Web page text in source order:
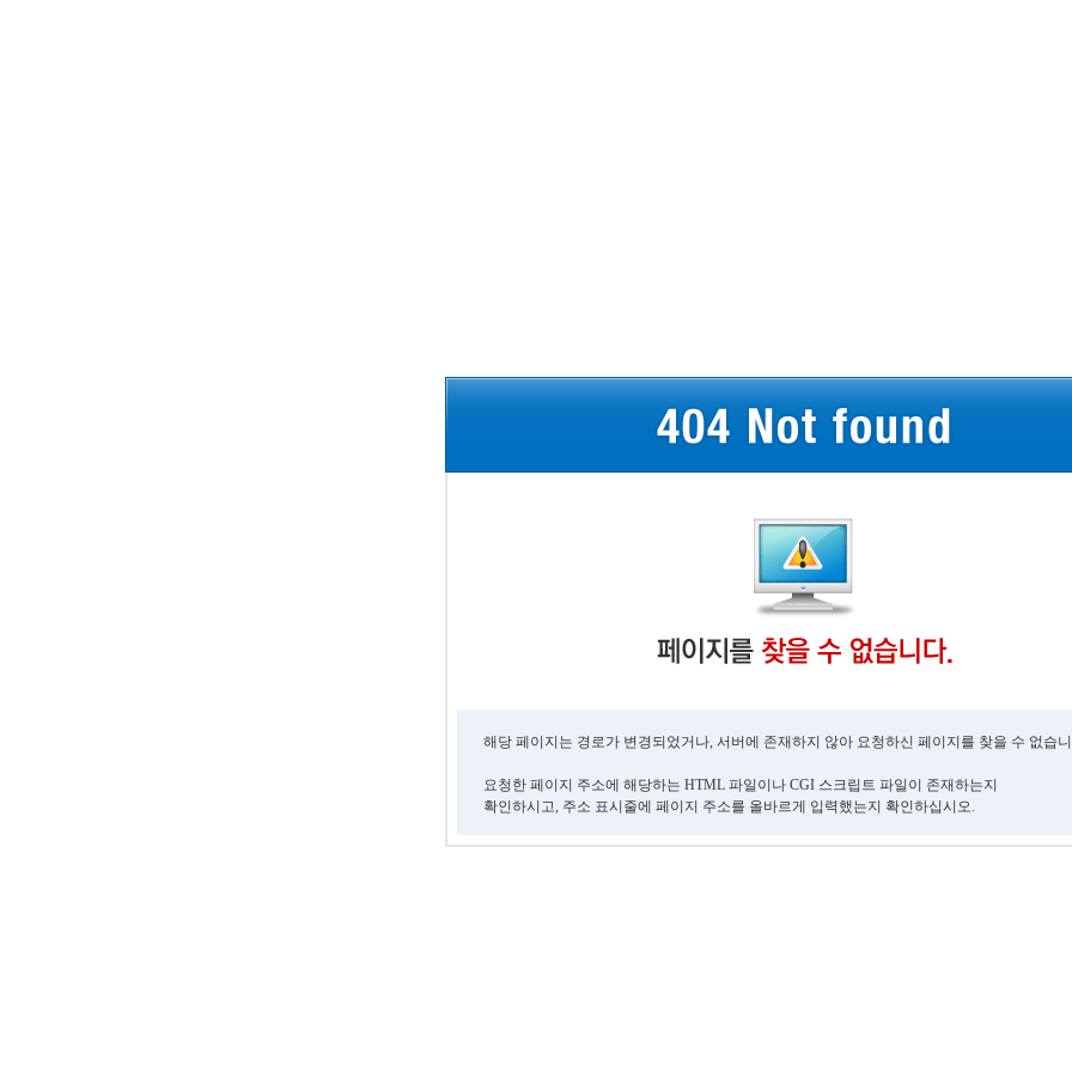
해당 페이지는 경로가 변경되었거나, 서버에 존재하지 않아 요청하신 페이지를 찾을 수 없습
요청한 페이지 주소에 해당하는 HTML 파일이나 CGI 스크립트 파일이 존재하는지
확인하시고, 주소 표시줄에 페이지 주소를 올바르게 입력했는지 확인하십시오.